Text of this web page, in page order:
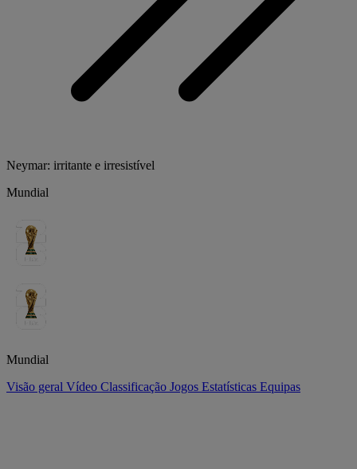
Neymar: irritante e irresistível
Mundial
Mundial
Visão geral Vídeo Classificação Jogos Estatísticas Equipas